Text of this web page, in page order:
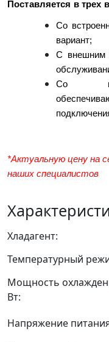
Поставляется в трех
Со
вариант;
С внешним
Со
*Актуальную цену на
наших специалистов
Хладагент:
Температурный
Мощность
Вт:
Напряжение